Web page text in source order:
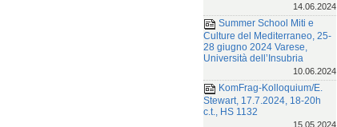
14.06.2024
Summer School Miti e
Culture del Mediterraneo, 25-
28 giugno 2024 Varese,
Università dell’Insubria
10.06.2024
KomFrag-Kolloquium/E.
Stewart, 17.7.2024, 18-20h
c.t., HS 1132
15.05.2024